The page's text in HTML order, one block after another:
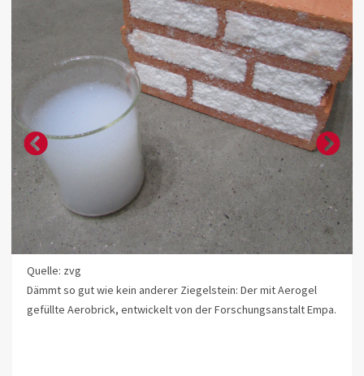
Quelle: zvg
Dämmt so gut wie kein anderer Ziegelstein: Der mit Aerogel
gefüllte Aerobrick, entwickelt von der Forschungsanstalt Empa.